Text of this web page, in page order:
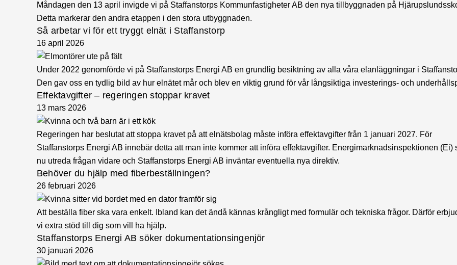
Måndagen den 13 april invigde vi på Staffanstorps Kommunfastigheter AB den nya tillbyggnaden på
Detta markerar den andra etappen i den stora utbyggnaden.
Så arbetar vi för ett tryggt elnät i Staffanstorp
16 april 2026
Under 2022 genomförde vi på Staffanstorps Energi AB en grundlig besiktning av alla våra elanläggningar i
Den gav oss en tydlig bild av hur elnätet mår och blev en viktig grund för vår långsiktiga investerings- och
Effektavgifter – regeringen stoppar kravet
13 mars 2026
Regeringen har beslutat att stoppa kravet på att elnätsbolag måste införa effektavgifter från 1 januari 2027. För
Staffanstorps Energi AB innebär detta att man inte kommer att införa effektavgifter. Energimarknadsinspektionen (Ei)
nu utreda frågan vidare och Staffanstorps Energi AB inväntar eventuella nya direktiv.
Behöver du hjälp med fiberbeställningen?
26 februari 2026
Att beställa fiber ska vara enkelt. Ibland kan det ändå kännas krångligt med formulär och tekniska frågor. Därför
vi extra stöd till dig som vill ha hjälp.
Staffanstorps Energi AB söker dokumentationsingenjör
30 januari 2026